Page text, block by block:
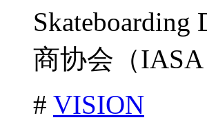
商协会（
# VISION